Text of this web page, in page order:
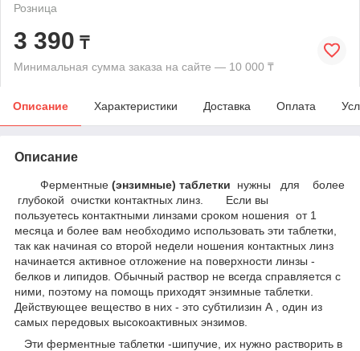
Розница
3 390 ₸
Минимальная сумма заказа на сайте — 10 000 ₸
Описание Характеристики Доставка Оплата
Описание
Ферментные (энзимные) таблетки нужны для более
глубокой очистки контактных линз. Если вы
пользуетесь контактными линзами сроком ношения от 1
месяца и более вам необходимо использовать эти таблетки,
так как начиная со второй недели ношения контактных линз
начинается активное отложение на поверхности линзы -
белков и липидов. Обычный раствор не всегда справляется с
ними, поэтому на помощь приходят энзимные таблетки.
Действующее вещество в них - это субтилизин А , один из
самых передовых высокоактивных энзимов.
Эти ферментные таблетки -шипучие, их нужно растворить в